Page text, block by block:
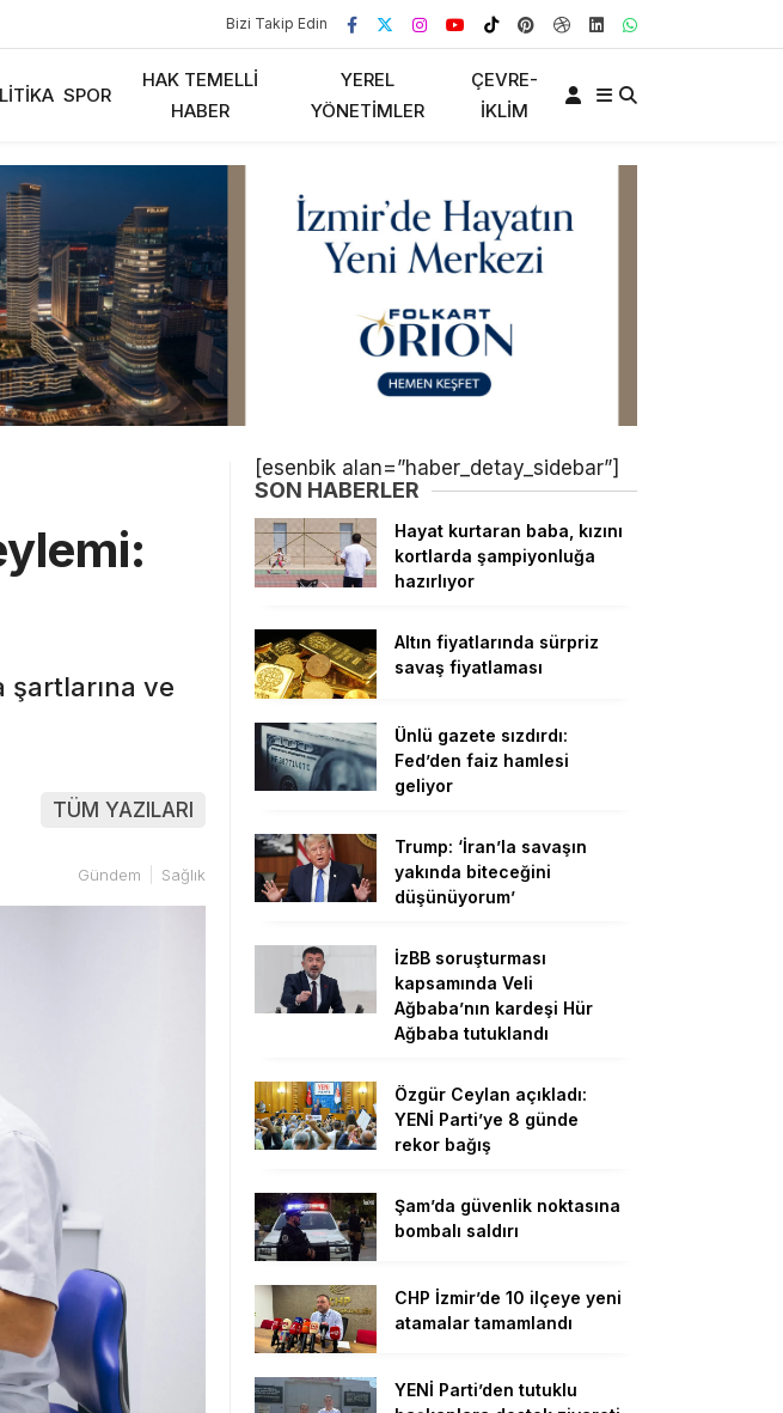
Bizi Takip Edin
SPOR
HAK TEMELLI
HABER
YEREL
YÖNETIMLER
ÇEVRE-
İKLIM
şartlarına ve
TÜM YAZILARI
Gündem Sağlık
[esenbik alan=”haber_detay_sidebar”]
SON HABERLER
Hayat kurtaran baba, kızını
kortlarda şampiyonluğa
hazırlıyor
Altın fiyatlarında sürpriz
savaş fiyatlaması
Ünlü gazete sızdırdı:
Fed’den faiz hamlesi
geliyor
Trump: ‘İran’la savaşın
yakında biteceğini
düşünüyorum’
İzBB soruşturması
kapsamında Veli
Ağbaba’nın kardeşi Hür
Ağbaba tutuklandı
Özgür Ceylan açıkladı:
YENİ Parti’ye 8 günde
rekor bağış
Şam’da güvenlik noktasına
bombalı saldırı
CHP İzmir’de 10 ilçeye yeni
atamalar tamamlandı
YENİ Parti’den tutuklu